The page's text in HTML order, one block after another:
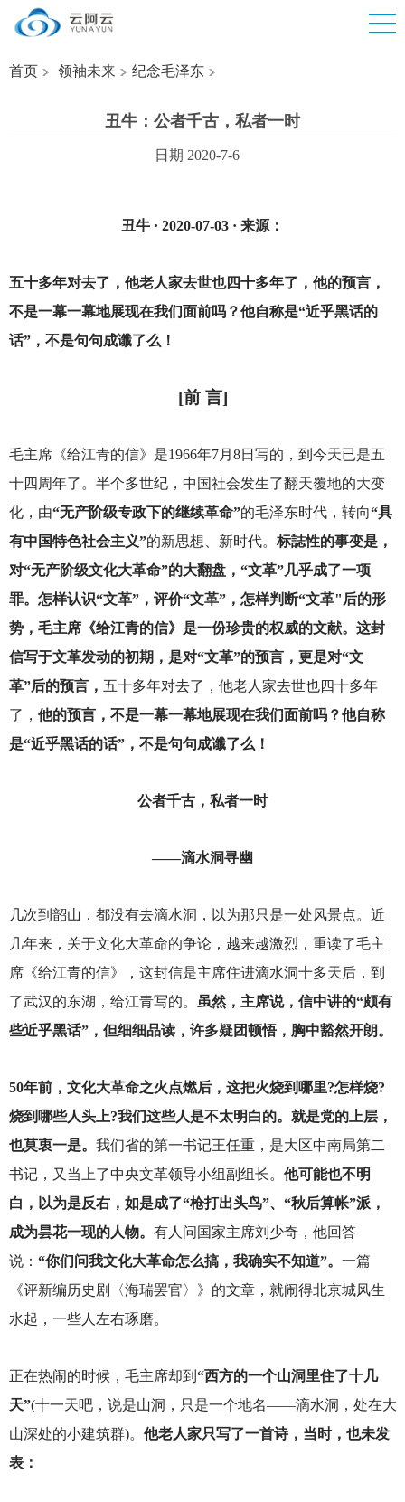
首页 领袖未来 纪念毛泽东
丑牛：公者千古，私者一时
日期 2020-7-6
丑牛 · 2020-07-03 · 来源：
五十多年对去了，他老人家去世也四十多年了，他的预言，
不是一幕一幕地展现在我们面前吗？他自称是“近乎黑话的
话”，不是句句成谶了么！
[前 言]
毛主席《给江青的信》是1966年7月8日写的，到今天已是五
十四周年了。半个多世纪，中国社会发生了翻天覆地的大变
化，由“无产阶级专政下的继续革命”的毛泽东时代，转向“具
有中国特色社会主义”的新思想、新时代。 标誌性的事变是，
对“无产阶级文化大革命”的大翻盘，“文革”几乎成了一项
罪。怎样认识“文革”，评价“文革”，怎样判断“文革"后的形
势，毛主席《给江青的信》是一份珍贵的权威的文献。这封
信写于文革发动的初期，是对“文革”的预言，更是对“文
革”后的预言， 五十多年对去了，他老人家去世也四十多年
了， 他的预言，不是一幕一幕地展现在我们面前吗？他自称
是“近乎黑话的话”，不是句句成谶了么！
公者千古，私者一时
——滴水洞寻幽
几次到韶山，都没有去滴水洞，以为那只是一处风景点。近
几年来，关于文化大革命的争论，越来越激烈，重读了毛主
席《给江青的信》，这封信是主席住进滴水洞十多天后，到
了武汉的东湖，给江青写的。
虽然，主席说，信中讲的“颇有
些近乎黑话”，但细细品读，许多疑团顿悟，胸中豁然开朗。
50年前，文化大革命之火点燃后，这把火烧到哪里?怎样烧?
烧到哪些人头上?我们这些人是不太明白的。就是党的上层，
也莫衷一是。 我们省的第一书记王任重，是大区中南局第二
书记，又当上了中央文革领导小组副组长。 他可能也不明
白，以为是反右，如是成了“枪打出头鸟”、“秋后算帐”派，
成为昙花一现的人物。 有人问国家主席刘少奇，他回答
说： “你们问我文化大革命怎么搞，我确实不知道”。 一篇
《评新编历史剧〈海瑞罢官〉》的文章，就闹得北京城风生
水起，一些人左右琢磨。
正在热闹的时候，毛主席却到 “西方的一个山洞里住了十几
天”(十一天吧，说是山洞，只是一个地名——滴水洞，处在大
山深处的小建筑群)。 他老人家只写了一首诗，当时，也未发
表：